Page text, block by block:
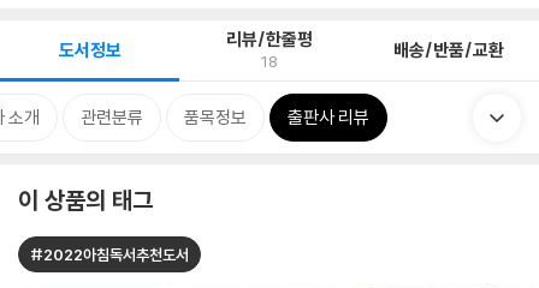
도서정보 리뷰/한줄평
18 배송/반품/교환
소개 관련분류 품목정보 출판사 리뷰
이 상품의 태그
#2022아침독서추천도서